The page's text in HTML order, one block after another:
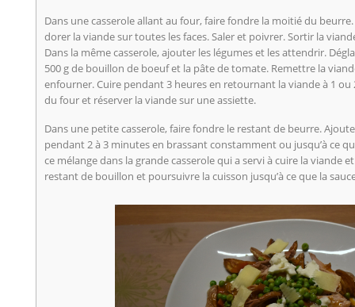
Dans une casserole allant au four, faire fondre la moitié du
dorer la viande sur toutes les faces. Saler et poivrer. Sortir la
Dans la même casserole, ajouter les légumes et les attendrir.
500 g de bouillon de boeuf et la pâte de tomate. Remettre la
enfourner. Cuire pendant 3 heures en retournant la viande à 1
du four et réserver la viande sur une assiette.
Dans une petite casserole, faire fondre le restant de beurre.
pendant 2 à 3 minutes en brassant constamment ou jusqu’à ce
ce mélange dans la grande casserole qui a servi à cuire la viande
restant de bouillon et poursuivre la cuisson jusqu’à ce que la